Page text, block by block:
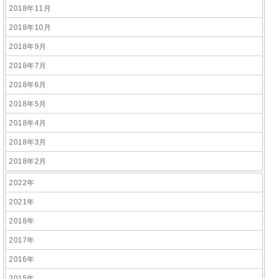
2018年11月
2018年10月
2018年9月
2018年7月
2018年6月
2018年5月
2018年4月
2018年3月
2018年2月
2022年
2021年
2018年
2017年
2016年